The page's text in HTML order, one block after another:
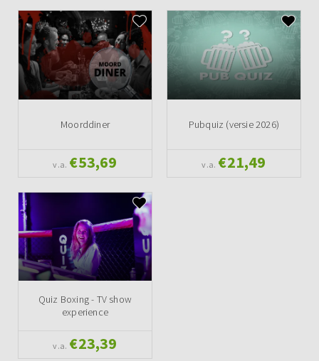
Moorddiner
v.a. €53,69
Pubquiz (versie 2026)
v.a. €21,49
Quiz Boxing - TV show
experience
v.a. €23,39